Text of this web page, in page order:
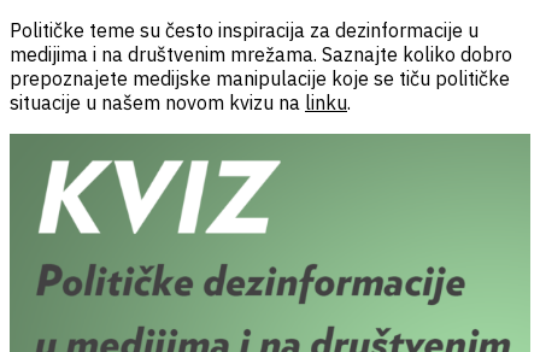
Političke teme su često inspiracija za dezinformacije u
medijima i na društvenim mrežama. Saznajte koliko dobro
prepoznajete medijske manipulacije koje se tiču političke
situacije u našem novom kvizu na linku.